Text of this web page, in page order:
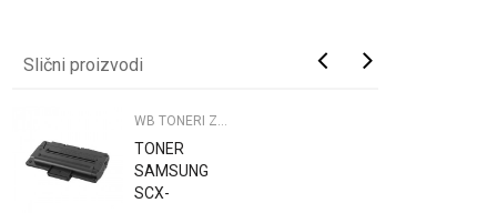
Slični proizvodi
WB TONERI ZA PRINTERE
TONER
SAMSUNG
SCX-